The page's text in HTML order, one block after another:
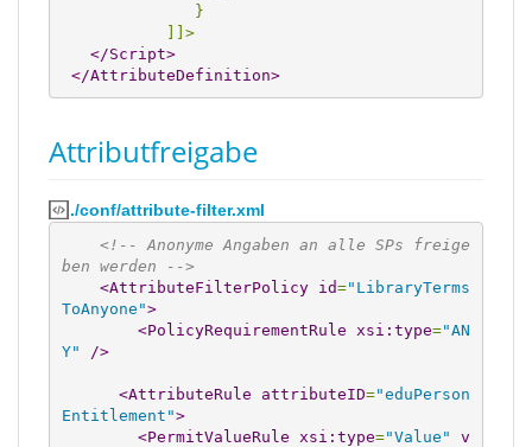
              }
           ]]>
</Script>
</AttributeDefinition>
Attributfreigabe
./conf/attribute-filter.xml
<!-- Anonyme Angaben an alle SPs freige
ben werden -->
<AttributeFilterPolicy
id="LibraryTerms
ToAnyone">
<PolicyRequirementRule
xsi:type="AN
Y"
/>
<AttributeRule attributeID="eduPerson
Entitlement">
<PermitValueRule
xsi:type="Value"
v